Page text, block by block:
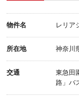
物件名 レリア
所在地 神奈川
交通
東急田
路」バ